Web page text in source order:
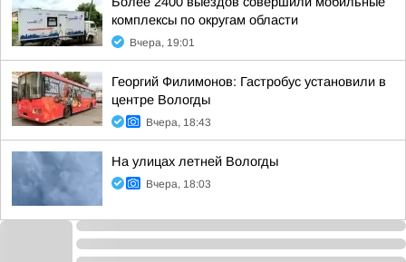
комплексы по округам области
Вчера, 19:01
Георгий Филимонов: Гастробус установили в
центре Вологды
Вчера, 18:43
На улицах летней Вологды
Вчера, 18:03